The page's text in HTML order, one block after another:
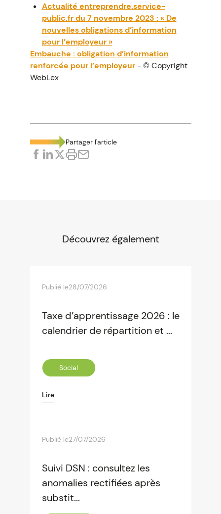
Actualité entreprendre.service-
public.fr du 7 novembre 2023 : « De
nouvelles obligations d’information
pour l’employeur »
Embauche : obligation d’information
renforcée pour l’employeur- © Copyright
WebLex
Partager l'article
Découvrez également
Publié le28/07/2026
Taxe d’apprentissage 2026 : le
calendrier de répartition et ...
Social
Lire
Publié le27/07/2026
Suivi DSN : consultez les
anomalies rectifiées après
substit...